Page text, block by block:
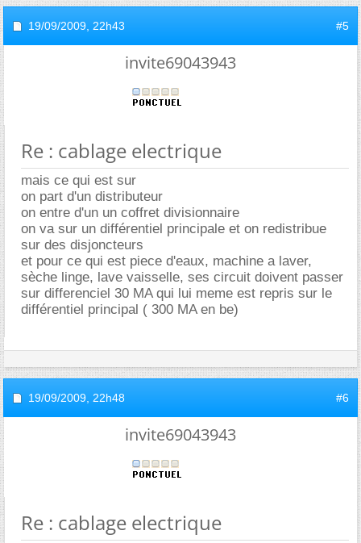
19/09/2009, 22h43 #5
invite69043943
Re : cablage electrique
mais ce qui est sur
on part d'un distributeur
on entre d'un un coffret divisionnaire
on va sur un différentiel principale et on redistribue
sur des disjoncteurs
et pour ce qui est piece d'eaux, machine a laver,
sèche linge, lave vaisselle, ses circuit doivent passer
sur differenciel 30 MA qui lui meme est repris sur le
différentiel principal ( 300 MA en be)
19/09/2009, 22h48 #6
invite69043943
Re : cablage electrique